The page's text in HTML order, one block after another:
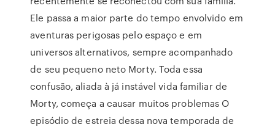
Ele passa a maior parte do tempo envolvido em
aventuras perigosas pelo espaço e em
universos alternativos, sempre acompanhado
de seu pequeno neto Morty. Toda essa
confusão, aliada à já instável vida familiar de
Morty, começa a causar muitos problemas O
episódio de estreia dessa nova temporada de